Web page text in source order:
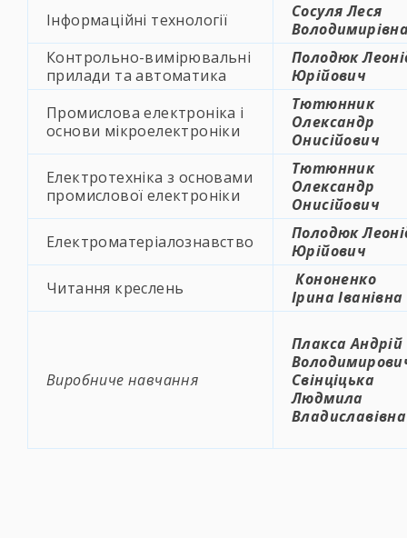
Інформаційні технології
Сосуля Леся
Контрольно-вимірювальні
прилади та автоматика
Полодюк
Юрійович
Промислова електроніка і
основи мікроелектроніки
Тютюнник
Олександр
Онисійович
Електротехніка з основами
промислової електроніки
Тютюнник
Олександр
Онисійович
Електроматеріалознавство
Полодюк
Юрійович
Читання креслень
Кононенко
Ірина Іванівна
Виробниче навчання
Плакса Андрій
Свінціцька
Людмила
Владиславівна